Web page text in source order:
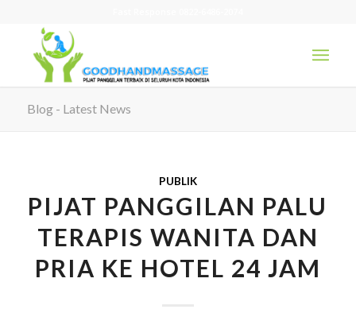
Blog - Latest News
PUBLIK
PIJAT PANGGILAN PALU
TERAPIS WANITA DAN
PRIA KE HOTEL 24 JAM